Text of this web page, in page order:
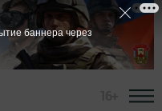
баннера через